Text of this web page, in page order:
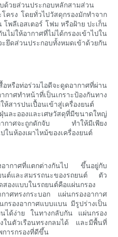
ด้วยส่วนประกอบหลักสามส่วน
ครง โดยทั่วไปวัสดุกรองมักทำจาก
พลีเอสเตอร์ โฟม หรือฝ้าย ปะเก็น
ห้อากาศที่ไม่ได้กรองเข้าไปใน
ยึดส่วนประกอบทั้งหมดเข้าด้วยกัน
หรือท่อร่วมไอดีจะดูดอากาศที่ผ่าน
กาศทำหน้าที่เป็นเกราะป้องกันทาง
ห้สารปนเปื้อนเข้าสู่เครื่องยนต์
นละอองและเศษวัสดุที่มีขนาดใหญ่
อากาศจะถูกดักจับ ทำให้มีเพียง
นห้องเผาไหม้ของเครื่องยนต์
อากาศที่แตกต่างกันไป ขึ้นอยู่กับ
ยนต์และสมรรถนะของรถยนต์ ตัว
องแบบในรถยนต์คือแผ่นกรอง
าศทรงกระบอก แผ่นกรองอากาศ
รองอากาศแบบแบน มีรูปร่างเป็น
นได้ง่าย ในทางกลับกัน แผ่นกรอง
ในตัวเรือนทรงกลมได้ และมีพื้นที่
ารกรองที่ดีขึ้น